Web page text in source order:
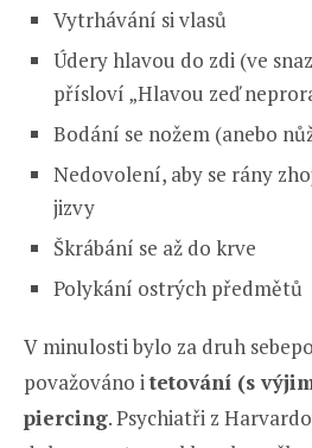
Vytrhávání si vlasů
Údery hlavou do zdi (ve
přísloví „Hlavou zeď
Bodání se nožem (anebo
Nedovolení, aby se rány
jizvy
Škrábání se až do krve
Polykání ostrých předmětů
V minulosti bylo za druh
považováno itetování (s
piercing. Psychiatři z